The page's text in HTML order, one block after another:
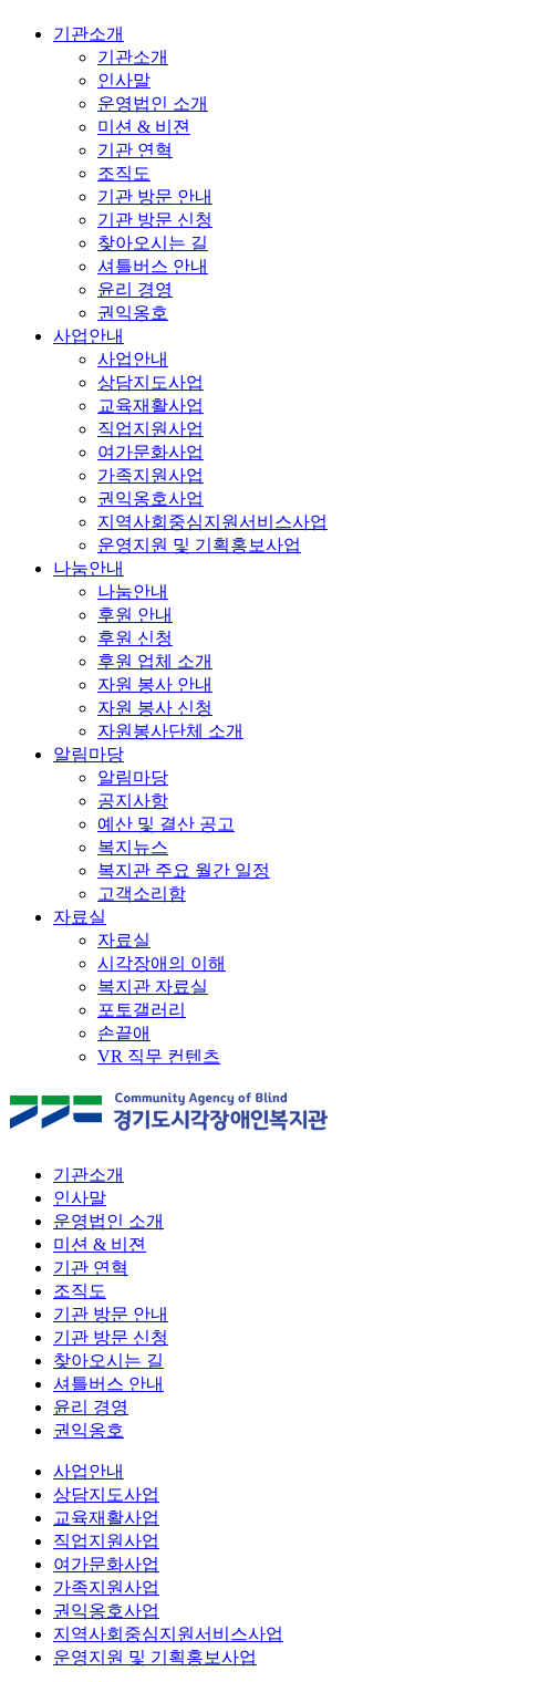
기관소개
기관소개
인사말
운영법인 소개
미션 & 비젼
기관 연혁
조직도
기관 방문 안내
기관 방문 신청
찾아오시는 길
셔틀버스 안내
윤리 경영
권익옹호
사업안내
사업안내
상담지도사업
교육재활사업
직업지원사업
여가문화사업
가족지원사업
권익옹호사업
지역사회중심지원서비스사업
운영지원 및 기획홍보사업
나눔안내
나눔안내
후원 안내
후원 신청
후원 업체 소개
자원 봉사 안내
자원 봉사 신청
자원봉사단체 소개
알림마당
알림마당
공지사항
예산 및 결산 공고
복지뉴스
복지관 주요 월간 일정
고객소리함
자료실
자료실
시각장애의 이해
복지관 자료실
포토갤러리
손끝애
VR 직무 컨텐츠
기관소개
인사말
운영법인 소개
미션 & 비젼
기관 연혁
조직도
기관 방문 안내
기관 방문 신청
찾아오시는 길
셔틀버스 안내
윤리 경영
권익옹호
사업안내
상담지도사업
교육재활사업
직업지원사업
여가문화사업
가족지원사업
권익옹호사업
지역사회중심지원서비스사업
운영지원 및 기획홍보사업